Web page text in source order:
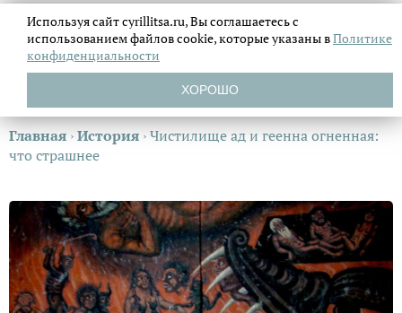
Главная ›История ›Чистилище ад и геенна огненная:
что страшнее
Используя сайт cyrillitsa.ru, Вы соглашаетесь с
использованием файловcookie, которые указаны вПолитике
конфиденциальности
ХОРОШО